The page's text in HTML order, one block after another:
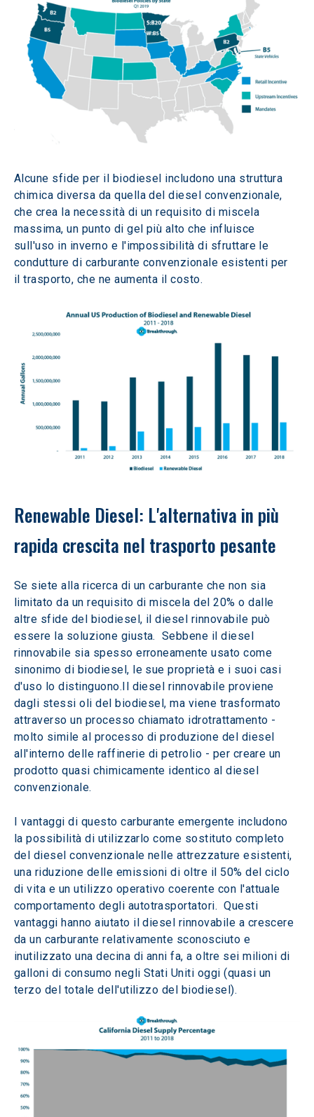
Alcune sfide per il biodiesel includono una struttura
chimica diversa da quella del diesel convenzionale,
che crea la necessità di un requisito di miscela
massima, un punto di gel più alto che influisce
sull'uso in inverno e l'impossibilità di sfruttare le
condutture di carburante convenzionale esistenti per
il trasporto, che ne aumenta il costo.
Renewable Diesel: L'alternativa in più
rapida crescita nel trasporto pesante
Se siete alla ricerca di un carburante che non sia
limitato da un requisito di miscela del 20% o dalle
altre sfide del biodiesel, il diesel rinnovabile può
essere la soluzione giusta.  Sebbene il diesel
rinnovabile sia spesso erroneamente usato come
sinonimo di biodiesel, le sue proprietà e i suoi casi
d'uso lo distinguono.Il diesel rinnovabile proviene
dagli stessi oli del biodiesel, ma viene trasformato
attraverso un processo chiamato idrotrattamento -
molto simile al processo di produzione del diesel
all'interno delle raffinerie di petrolio - per creare un
prodotto quasi chimicamente identico al diesel
convenzionale.
I vantaggi di questo carburante emergente includono
la possibilità di utilizzarlo come sostituto completo
del diesel convenzionale nelle attrezzature esistenti,
una riduzione delle emissioni di oltre il 50% del ciclo
di vita e un utilizzo operativo coerente con l'attuale
comportamento degli autotrasportatori.  Questi
vantaggi hanno aiutato il diesel rinnovabile a crescere
da un carburante relativamente sconosciuto e
inutilizzato una decina di anni fa, a oltre sei milioni di
galloni di consumo negli Stati Uniti oggi (quasi un
terzo del totale dell'utilizzo del biodiesel).